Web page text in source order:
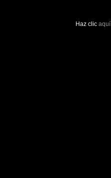
Haz clic aquí